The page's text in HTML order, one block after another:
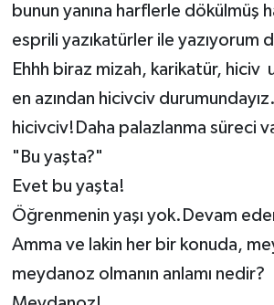
bunun yanına harflerle dökülmüş
esprili yazıkatürler ile yazıyorum
Ehhh biraz mizah, karikatür, hiciv
en azından hicivciv
hicivciv!Daha palazlanma süreci
"Bu yaşta?"
Evet bu yaşta!
Öğrenmenin yaşı yok.Devam
Amma ve lakin her bir konuda,
meydanoz olmanın anlamı nedir?